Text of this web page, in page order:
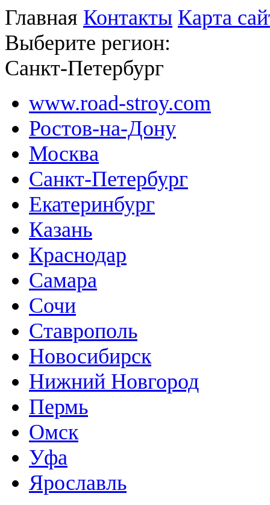
Главная Контакты Карта
Выберите регион:
Санкт-Петербург
www.road-stroy.com
Ростов-на-Дону
Москва
Санкт-Петербург
Екатеринбург
Казань
Краснодар
Самара
Сочи
Ставрополь
Новосибирск
Нижний Новгород
Пермь
Омск
Уфа
Ярославль